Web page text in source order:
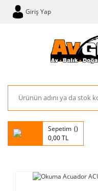
Giriş Yap
Sepetim
0,00 TL